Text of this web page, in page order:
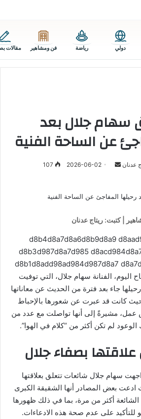
دولي رياضة فن ومشاهير مقالات
سهام جلال بعد
عن الساحة الفنية
عدنان
أرسل 2026-06-02
| كتبت: ريتاج عدنان
اليوم، الفنانة سهام جلال، التي توفيت
54 عامًا. رحيلها جاء بعد فترة من الحديث عن معاناتها
حيث كانت قد عبرت عن شعورها بالإحباط
مشيرةً إلى أنها تواصلت مع عدد من
الوعود لم تكن أكثر من “كلام في الهوا”.
بصفاء جلال
سهام جلال شائعات تتعلق بعلاقتها
ادعت بعض المصادر أنها الشقيقة الكبرى
أكثر من مرة، بما في ذلك ظهورها
على عدم صحة هذه الادعاءات.